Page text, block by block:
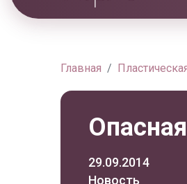
Главная
29.09.2014
Новость